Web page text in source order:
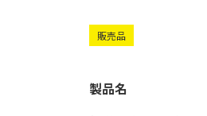
販売品
製品名